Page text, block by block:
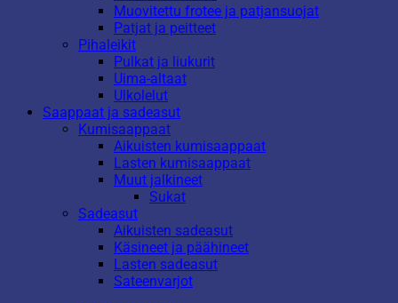
Muovitettu frotee ja patjansuojat
Patjat ja peitteet
Pihaleikit
Pulkat ja liukurit
Uima-altaat
Ulkolelut
Saappaat ja sadeasut
Kumisaappaat
Aikuisten kumisaappaat
Lasten kumisaappaat
Muut jalkineet
Sukat
Sadeasut
Aikuisten sadeasut
Käsineet ja päähineet
Lasten sadeasut
Sateenvarjot